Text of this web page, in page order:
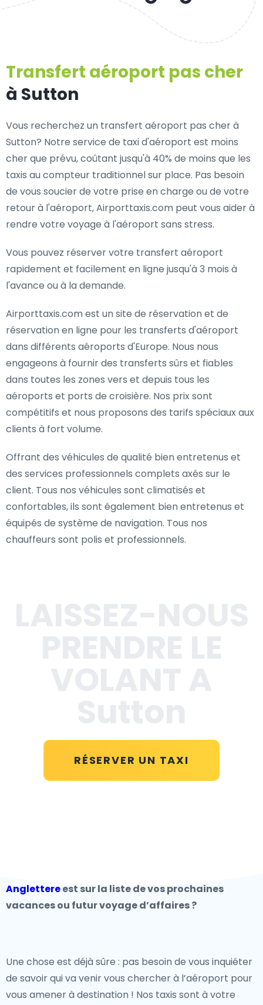
Transfert aéroport pas cher
à Sutton
Vous recherchez un transfert aéroport pas cher à
Sutton? Notre service de taxi d'aéroport est moins
cher que prévu, coûtant jusqu'à 40% de moins que les
taxis au compteur traditionnel sur place. Pas besoin
de vous soucier de votre prise en charge ou de votre
retour à l'aéroport, Airporttaxis.com peut vous aider à
rendre votre voyage à l'aéroport sans stress.
Vous pouvez réserver votre transfert aéroport
rapidement et facilement en ligne jusqu'à 3 mois à
l'avance ou à la demande.
Airporttaxis.com est un site de réservation et de
réservation en ligne pour les transferts d'aéroport
dans différents aéroports d'Europe. Nous nous
engageons à fournir des transferts sûrs et fiables
dans toutes les zones vers et depuis tous les
aéroports et ports de croisière. Nos prix sont
compétitifs et nous proposons des tarifs spéciaux aux
clients à fort volume.
Offrant des véhicules de qualité bien entretenus et
des services professionnels complets axés sur le
client. Tous nos véhicules sont climatisés et
confortables, ils sont également bien entretenus et
équipés de système de navigation. Tous nos
chauffeurs sont polis et professionnels.
RÉSERVER UN TAXI
Anglettereest sur la liste de vos prochaines
vacances ou futur voyage d’affaires ?
Une chose est déjà sûre : pas besoin de vous inquiéter
de savoir qui va venir vous chercher à l’aéroport pour
vous amener à destination ! Nos taxis sont à votre